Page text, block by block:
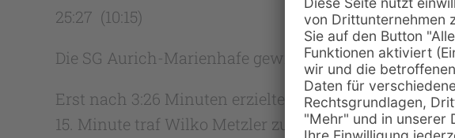
25:27 (10:15)
Die SG Aurich-Marienhafe gewinnt beim TvdH
Erst nach 3:26 Minuten erzielten die Ostfriesen ihr
15. Minute traf Wilko Metzler zum 10:3 und alles sah